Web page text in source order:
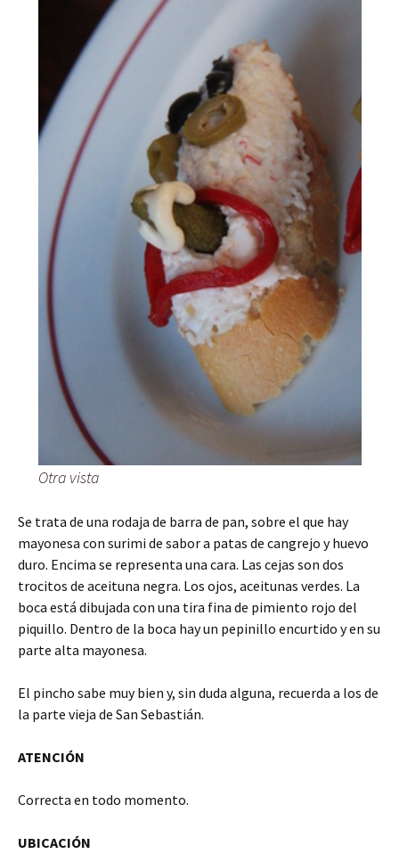
Otra vista
Se trata de una rodaja de barra de pan, sobre el que hay
mayonesa con surimi de sabor a patas de cangrejo y huevo
duro. Encima se representa una cara. Las cejas son dos
trocitos de aceituna negra. Los ojos, aceitunas verdes. La
boca está dibujada con una tira fina de pimiento rojo del
piquillo. Dentro de la boca hay un pepinillo encurtido y en su
parte alta mayonesa.
El pincho sabe muy bien y, sin duda alguna, recuerda a los de
la parte vieja de San Sebastián.
ATENCIÓN
Correcta en todo momento.
UBICACIÓN